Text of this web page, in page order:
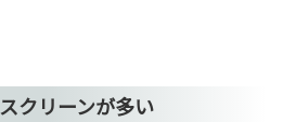
クリーンが多い